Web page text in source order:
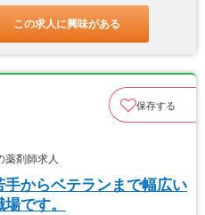
この求人に興味がある
保存する
剤師求人
からベテランまで幅広い
です。